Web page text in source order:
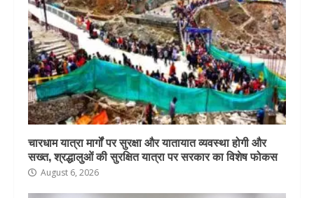
चारधाम यात्रा मार्गों पर सुरक्षा और यातायात व्यवस्था होगी और
सख्त, श्रद्धालुओं की सुरक्षित यात्रा पर सरकार का विशेष फोकस
August 6, 2026